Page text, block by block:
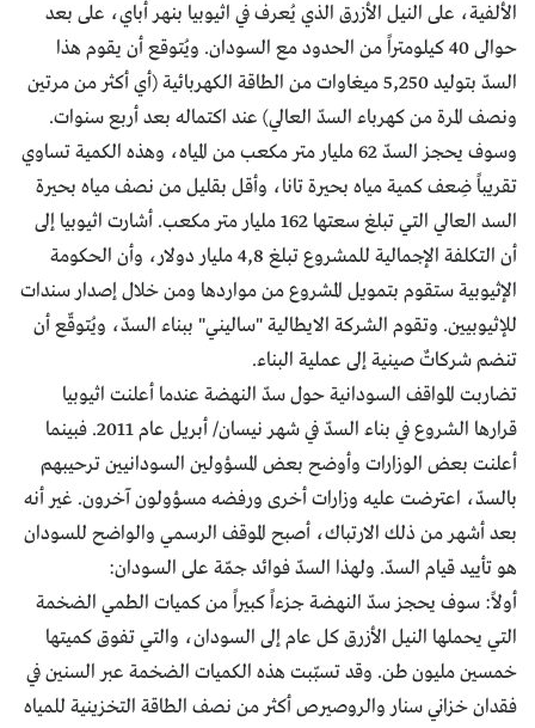
الألفية، على النيل الأزرق الذي يُعرف في اثيوبيا بنهر أباي، على بعد
حوالى 40 كيلومتراً من الحدود مع السودان. ويُتوقع أن يقوم هذا
السدّ بتوليد 5,250 ميغاوات من الطاقة الكهربائية (أي أكثر من مرتين
ونصف المرة من كهرباء السدّ العالي) عند اكتماله بعد أربع سنوات.
وسوف يحجز السدّ 62 مليار متر مكعب من المياه، وهذه الكمية تساوي
تقريباً ضِعف كمية مياه بحيرة تانا، وأقل بقليل من نصف مياه بحيرة
السد العالي التي تبلغ سعتها 162 مليار متر مكعب. أشارت اثيوبيا إلى
أن التكلفة الإجمالية للمشروع تبلغ 4,8 مليار دولار، وأن الحكومة
الإثيوبية ستقوم بتمويل المشروع من مواردها ومن خلال إصدار سندات
للإثيوبيين. وتقوم الشركة الايطالية "ساليني" ببناء السدّ، ويُتوقّع أن
تنضم شركاتٌ صينية إلى عملية البناء.
تضاربت المواقف السودانية حول سدّ النهضة عندما أعلنت اثيوبيا
قرارها الشروع في بناء السدّ في شهر نيسان/ أبريل عام 2011. فبينما
أعلنت بعض الوزارات وأوضح بعض المسؤولين السودانيين ترحيبهم
بالسدّ، اعترضت عليه وزارات أخرى ورفضه مسؤولون آخرون. غير أنه
بعد أشهر من ذلك الارتباك، أصبح الموقف الرسمي والواضح للسودان
هو تأييد قيام السدّ. ولهذا السدّ فوائد جمّة على السودان:
أولاً: سوف يحجز سدّ النهضة جزءاً كبيراً من كميات الطمي الضخمة
التي يحملها النيل الأزرق كل عام إلى السودان، والتي تفوق كميتها
خمسين مليون طن. وقد تسبّبت هذه الكميات الضخمة عبر السنين في
فقدان خزاني سنار والروصيرص أكثر من نصف الطاقة التخزينية للمياه